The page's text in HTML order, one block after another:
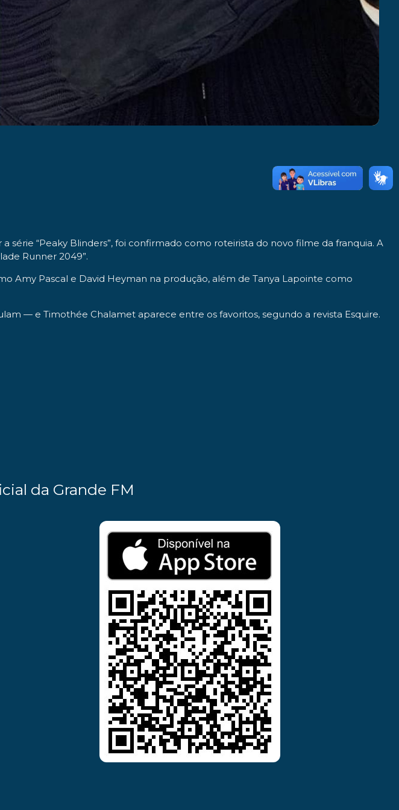
“Peaky Blinders”, foi confirmado como roteirista do novo filme da franquia. A
Runner 2049”.
Amy Pascal e David Heyman na produção, além de Tanya Lapointe como
— e Timothée Chalamet aparece entre os favoritos, segundo a revista Esquire.
da Grande FM